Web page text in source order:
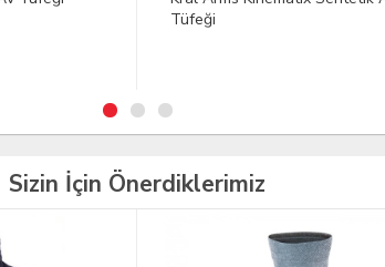
Sizin İçin Önerdiklerimiz